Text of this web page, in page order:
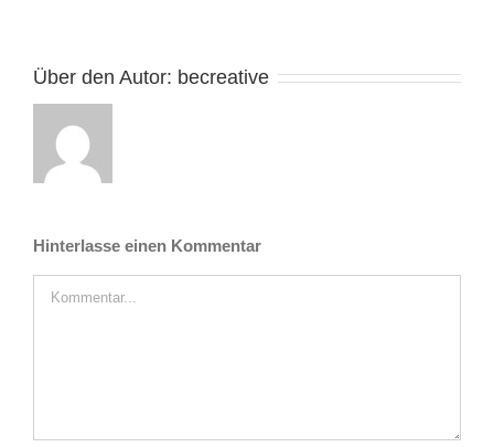
Über den Autor: becreative
Hinterlasse einen Kommentar